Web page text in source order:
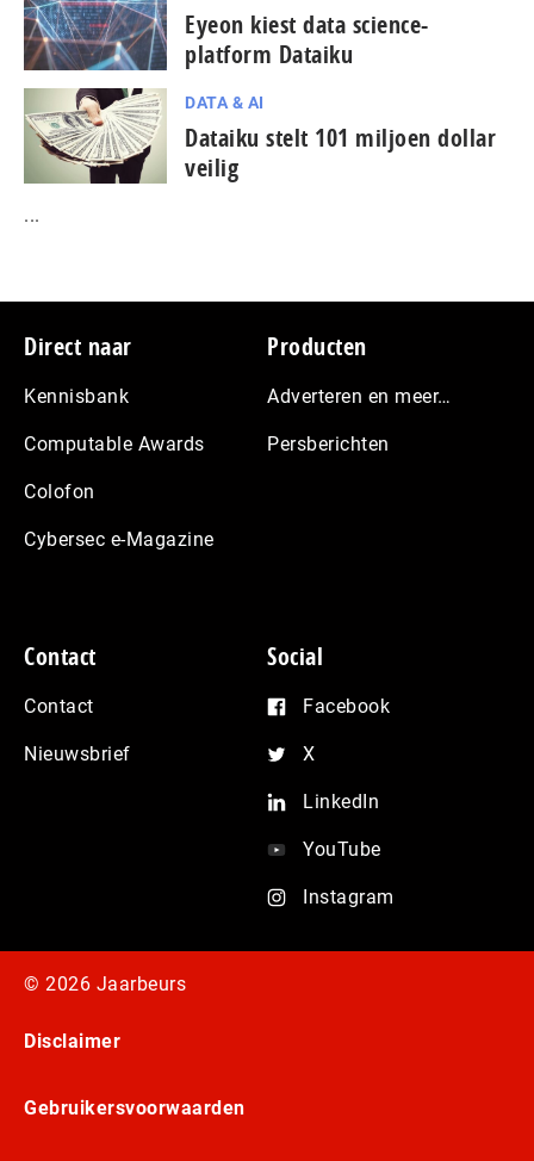
Eyeon kiest data science-
platform Dataiku
DATA & AI
Dataiku stelt 101 miljoen dollar
veilig
...
Footer
Direct naar
Kennisbank
Computable Awards
Colofon
Cybersec e-Magazine
Producten
Adverteren en meer…
Persberichten
Contact
Contact
Nieuwsbrief
Social
Facebook
X
LinkedIn
YouTube
Instagram
© 2026 Jaarbeurs
Disclaimer
Gebruikersvoorwaarden